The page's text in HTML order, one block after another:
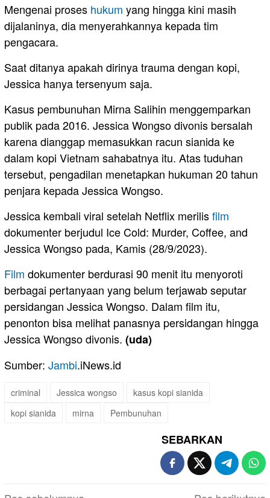
Mengenai proses hukum yang hingga kini masih
dijalaninya, dia menyerahkannya kepada tim
pengacara.
Saat ditanya apakah dirinya trauma dengan kopi,
Jessica hanya tersenyum saja.
Kasus pembunuhan Mirna Salihin menggemparkan
publik pada 2016. Jessica Wongso divonis bersalah
karena dianggap memasukkan racun sianida ke
dalam kopi Vietnam sahabatnya itu. Atas tuduhan
tersebut, pengadilan menetapkan hukuman 20 tahun
penjara kepada Jessica Wongso.
Jessica kembali viral setelah Netflix merilisfilm
dokumenter berjudul Ice Cold: Murder, Coffee, and
Jessica Wongso pada, Kamis (28/9/2023).
Film dokumenter berdurasi 90 menit itu menyoroti
berbagai pertanyaan yang belum terjawab seputar
persidangan Jessica Wongso. Dalam film itu,
penonton bisa melihat panasnya persidangan hingga
Jessica Wongso divonis. (uda)
Sumber: Jambi.iNews.id
criminal Jessica wongso
kasus kopi sianida
kopi sianida
mirna Pembunuhan
SEBARKAN